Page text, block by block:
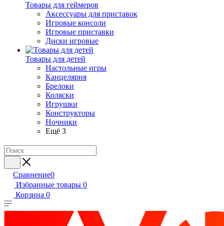
Товары для геймеров
Аксессуары для приставок
Игровые консоли
Игровые приставки
Диски игровые
Товары для детей
Настольные игры
Канцелярия
Брелоки
Коляски
Игрушки
Конструкторы
Ночники
Ещё 3
Сравнение0
Избранные товары 0
Корзина 0